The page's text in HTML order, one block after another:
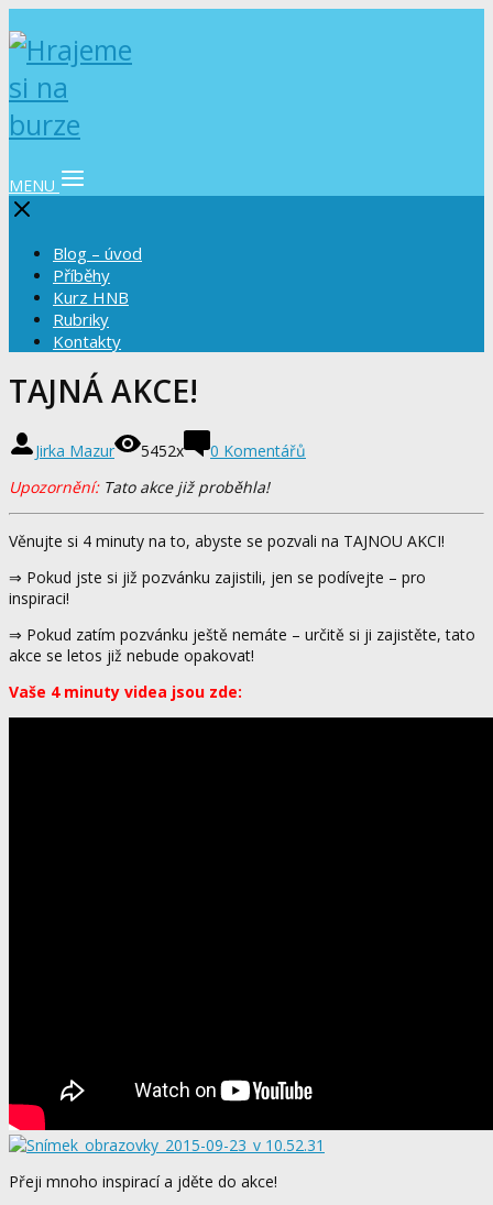
MENU
Blog – úvod
Příběhy
Kurz HNB
Rubriky
Kontakty
TAJNÁ AKCE!
Jirka Mazur 5452x
0 Komentářů
Upozornění:Tato akce již proběhla!
Věnujte si 4 minuty na to, abyste se pozvali na TAJNOU AKCI!
⇒ Pokud jste si již pozvánku zajistili, jen se podívejte – pro
inspiraci!
⇒ Pokud zatím pozvánku ještě nemáte – určitě si ji zajistěte, tato
akce se letos již nebude opakovat!
Vaše 4 minuty videa jsou zde:
Přeji mnoho inspirací a jděte do akce!